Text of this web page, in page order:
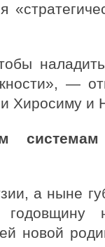
—
Хиросиму и
а ныне
новой